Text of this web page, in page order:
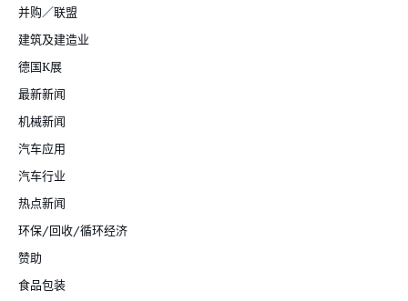
并购／联盟
建筑及建造业
德国K展
最新新闻
机械新闻
汽车应用
汽车行业
热点新闻
环保/回收/循环经济
赞助
食品包装